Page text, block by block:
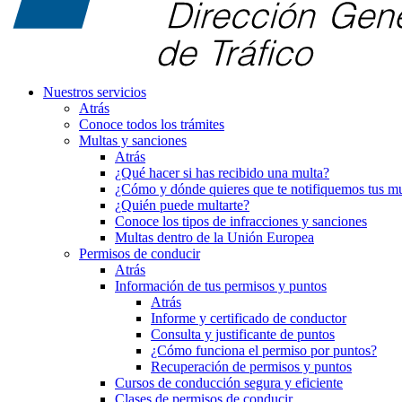
Nuestros servicios
Atrás
Conoce todos los trámites
Multas y sanciones
Atrás
¿Qué hacer si has recibido una multa?
¿Cómo y dónde quieres que te notifiquemos tus
¿Quién puede multarte?
Conoce los tipos de infracciones y sanciones
Multas dentro de la Unión Europea
Permisos de conducir
Atrás
Información de tus permisos y puntos
Atrás
Informe y certificado de conductor
Consulta y justificante de puntos
¿Cómo funciona el permiso por puntos?
Recuperación de permisos y puntos
Cursos de conducción segura y eficiente